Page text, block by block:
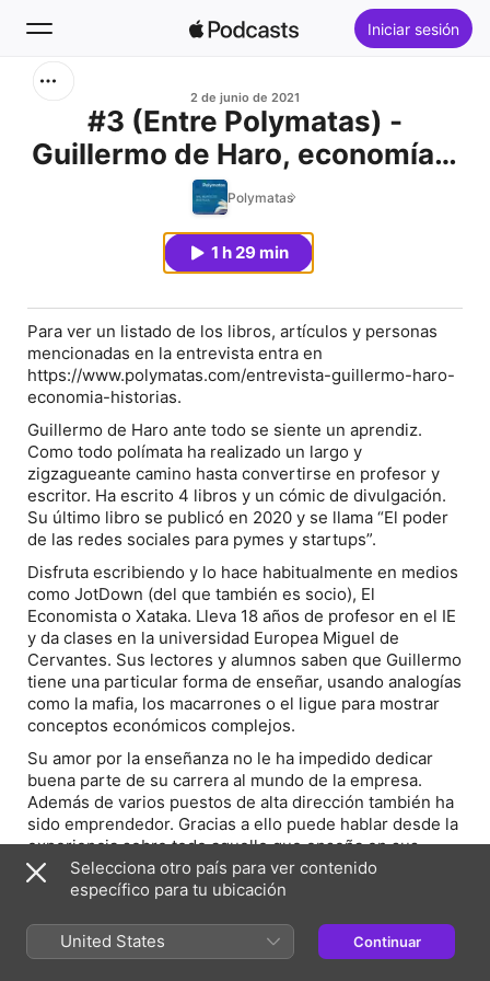
Iniciar sesión
Inicio
2 de junio de 2021
#3 (Entre Polymatas) -
Guillermo de Haro, economía e
historias
Polymatas
1 h 29 min
Para ver un listado de los libros, artículos y personas
mencionadas en la entrevista entra en
https://www.polymatas.com/entrevista-guillermo-haro-
economia-historias.
Guillermo de Haro ante todo se siente un aprendiz.
Como todo polímata ha realizado un largo y
zigzagueante camino hasta convertirse en profesor y
escritor. Ha escrito 4 libros y un cómic de divulgación.
Su último libro se publicó en 2020 y se llama “El poder
de las redes sociales para pymes y startups”.
Disfruta escribiendo y lo hace habitualmente en medios
como JotDown (del que también es socio), El
Economista o Xataka. Lleva 18 años de profesor en el IE
y da clases en la universidad Europea Miguel de
Cervantes. Sus lectores y alumnos saben que Guillermo
tiene una particular forma de enseñar, usando analogías
como la mafia, los macarrones o el ligue para mostrar
conceptos económicos complejos.
Su amor por la enseñanza no le ha impedido dedicar
buena parte de su carrera al mundo de la empresa.
Además de varios puestos de alta dirección también ha
sido emprendedor. Gracias a ello puede hablar desde la
experiencia sobre todo aquello que enseña en sus
libros y en sus clases.
20 años de intensa carrera académica y empresarial le
han hecho dominar ámbitos muy diversos como la
economía, modelos de negocio, estrategia,
emprendimiento, marketing y cine.
Selecciona otro país para ver contenido
específico para tu ubicación
United States Continuar